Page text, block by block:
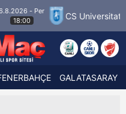
Universitatea Craiova 1948
GALATASARAY